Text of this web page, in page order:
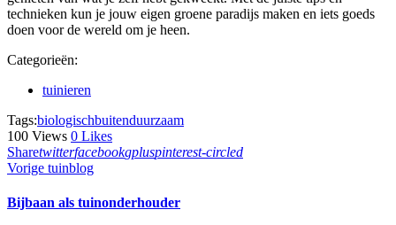
technieken kun je jouw eigen groene paradijs maken en iets goeds
doen voor de wereld om je heen.
Categorieën:
tuinieren
Tags:biologischbuitenduurzaam
100 Views 0 Likes
Sharetwitterfacebookgpluspinterest-circled
Bericht
navigatie
Vorige tuinblogPrevious
Bijbaan als tuinonderhouder